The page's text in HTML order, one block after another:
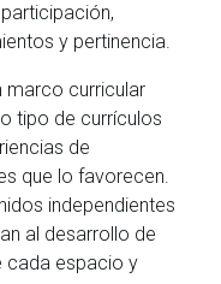
y pertinencia.
marco curricular
tipo de currículos
de
que lo favorecen.
independientes
al desarrollo de
cada espacio y